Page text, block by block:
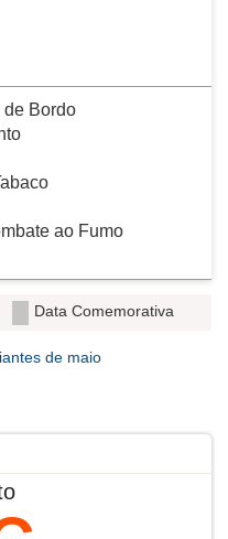
de Bordo
ao Fumo
Data Comemorativa
de maio